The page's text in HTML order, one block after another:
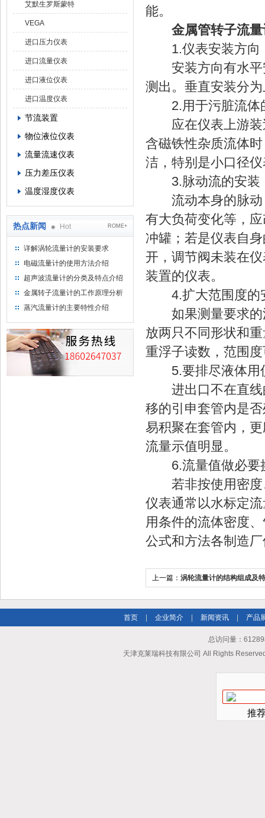
艾默生罗斯蒙特
VEGA
进口压力仪表
进口流量仪表
进口液位仪表
进口温度仪表
节流装置
物位液位仪表
流量流速仪表
压力差压仪表
温度湿度仪表
热点新闻 Hot ROME+
详解涡轮流量计的安装要求
电磁流量计的使用方法介绍
超声波流量计的分类及特点介绍
金属转子流量计的工作原理分析
蒸汽流量计的主要特性介绍
能。
金属管转子流
1.仪表安装方向
安装方向有水平
测出。垂直安装分
2.用于污脏流体
应在仪表上游装
含磁铁性杂质流体
洁，特别是小口径
3.脉动流的安装
流动本身的脉动
有大负荷变化等，
冲罐；若是仪表自
开，调节阀未装在
装置的仪表。
4.扩大范围度的
如果测量要求的
放两只不同形状和
重浮子读数，范围
5.要排尽液体用
进出口不在直线
移的引申套管内是
易积聚在套管内，
流量示值明显。
6.流量值做必要
若非按使用密度
仪表通常以水标定
用条件的流体密度
公式和方法各制造
上一篇： 涡轮流量计的结构组成及
首页 企业简介 新闻资讯 产品
总访问量：
天津克莱瑞科技有限公司 All Rights
推